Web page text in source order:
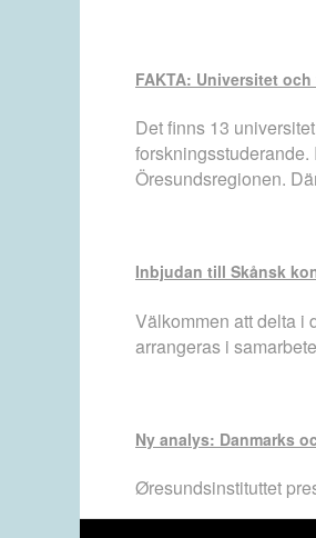
FAKTA: Universitet
Det finns 13
Öresundsregionen.
Inbjudan till Skånsk
Välkommen att delta i
arrangeras i
Ny analys: Danmarks
Øresundsinstituttet